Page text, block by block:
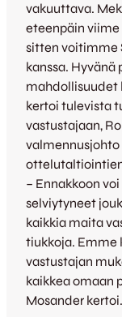
vakuuttava.
eteenpäin viime
sitten voitimme
kanssa.
mahdollisuudet
kertoi tulevista
vastustajaan,
– Ennakkoon
selviytyneet
kaikkia maita
tiukkoja. Emme
vastustajan
kaikkea omaan
Mosander kertoi.